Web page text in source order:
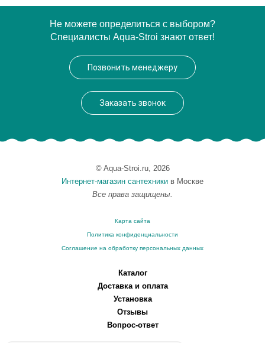
ПроизводительНе можете определиться с выбором?
Специалисты Aqua-Stroi знают ответ!
Позвонить менеджеру
Заказать звонок
© Aqua-Stroi.ru, 2026
Интернет-магазин сантехники в Москве
Все права защищены.
Карта сайта
Политика конфиденциальности
Соглашение на обработку персональных данных
Каталог
Доставка и оплата
Установка
Отзывы
Вопрос-ответ